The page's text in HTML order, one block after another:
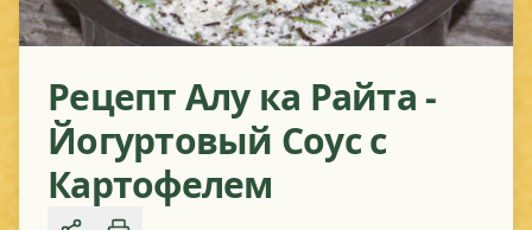
Рецепт Алу ка Райта -
Йогуртовый Соус с
Картофелем